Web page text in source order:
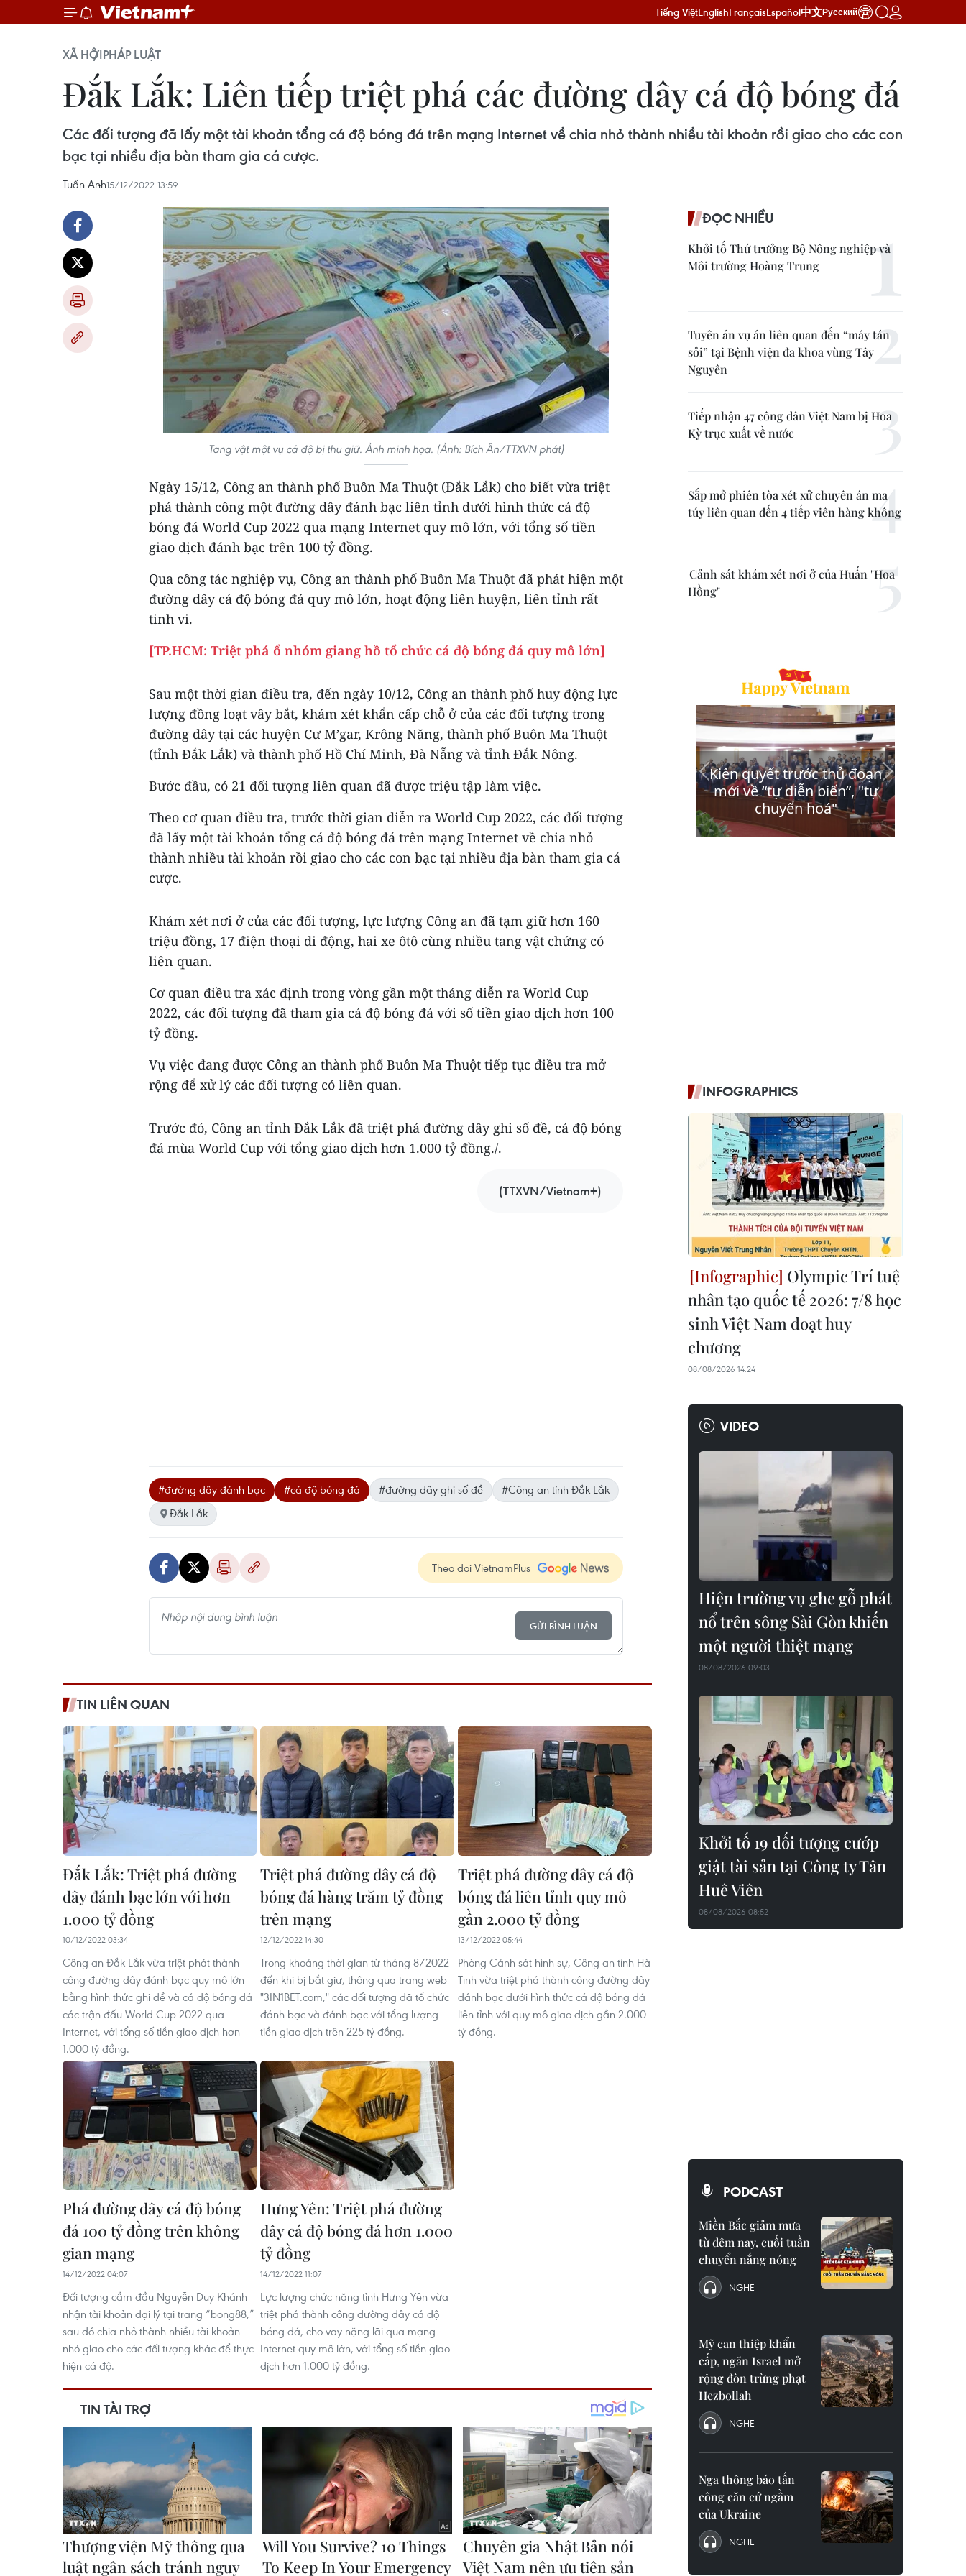
Tiếng ViệtEnglishFrançaisEspañol中文Русский
XÃ HỘIPHÁP LUẬT
Đắk Lắk: Liên tiếp triệt phá các đường dây cá độ bóng đá
Các đối tượng đã lấy một tài khoản tổng cá độ bóng đá trên mạng Internet về chia nhỏ thành nhiều tài khoản rồi giao cho các con
bạc tại nhiều địa bàn tham gia cá cược.
Tuấn Anh15/12/2022 13:59
Tang vật một vụ cá độ bị thu giữ. Ảnh minh họa. (Ảnh: Bích Ân/TTXVN phát)
Ngày 15/12, Công an thành phố Buôn Ma Thuột (Đắk Lắk) cho biết vừa triệt
phá thành công một đường dây đánh bạc liên tỉnh dưới hình thức cá độ
bóng đá World Cup 2022 qua mạng Internet quy mô lớn, với tổng số tiền
giao dịch đánh bạc trên 100 tỷ đồng.
Qua công tác nghiệp vụ, Công an thành phố Buôn Ma Thuột đã phát hiện một
đường dây cá độ bóng đá quy mô lớn, hoạt động liên huyện, liên tỉnh rất
tinh vi.
[TP.HCM: Triệt phá ổ nhóm giang hồ tổ chức cá độ bóng đá quy mô lớn]
Sau một thời gian điều tra, đến ngày 10/12, Công an thành phố huy động lực
lượng đồng loạt vây bắt, khám xét khẩn cấp chỗ ở của các đối tượng trong
đường dây tại các huyện Cư M’gar, Krông Năng, thành phố Buôn Ma Thuột
(tỉnh Đắk Lắk) và thành phố Hồ Chí Minh, Đà Nẵng và tỉnh Đắk Nông.
Bước đầu, có 21 đối tượng liên quan đã được triệu tập làm việc.
Theo cơ quan điều tra, trước thời gian diễn ra World Cup 2022, các đối tượng
đã lấy một tài khoản tổng cá độ bóng đá trên mạng Internet về chia nhỏ
thành nhiều tài khoản rồi giao cho các con bạc tại nhiều địa bàn tham gia cá
cược.
Khám xét nơi ở của các đối tượng, lực lượng Công an đã tạm giữ hơn 160
triệu đồng, 17 điện thoại di động, hai xe ôtô cùng nhiều tang vật chứng có
liên quan.
Cơ quan điều tra xác định trong vòng gần một tháng diễn ra World Cup
2022, các đối tượng đã tham gia cá độ bóng đá với số tiền giao dịch hơn 100
tỷ đồng.
Vụ việc đang được Công an thành phố Buôn Ma Thuột tiếp tục điều tra mở
rộng để xử lý các đối tượng có liên quan.
Trước đó, Công an tỉnh Đắk Lắk đã triệt phá đường dây ghi số đề, cá độ bóng
đá mùa World Cup với tổng giao dịch hơn 1.000 tỷ đồng./.
(TTXVN/Vietnam+)
#đường dây đánh bạc #cá độ bóng đá #đường dây ghi số đề
#Công an tỉnh Đắk Lắk
Đắk Lắk
Theo dõi VietnamPlus
GỬI BÌNH LUẬN
TIN LIÊN QUAN
Đắk Lắk: Triệt phá đường
dây đánh bạc lớn với hơn
1.000 tỷ đồng
10/12/2022 03:34
Công an Đắk Lắk vừa triệt phát thành
công đường dây đánh bạc quy mô lớn
bằng hình thức ghi đề và cá độ bóng đá
các trận đấu World Cup 2022 qua
Internet, với tổng số tiền giao dịch hơn
1.000 tỷ đồng.
Triệt phá đường dây cá độ
bóng đá hàng trăm tỷ đồng
trên mạng
12/12/2022 14:30
Trong khoảng thời gian từ tháng 8/2022
đến khi bị bắt giữ, thông qua trang web
"3IN1BET.com," các đối tượng đã tổ chức
đánh bạc và đánh bạc với tổng lượng
tiền giao dịch trên 225 tỷ đồng.
Triệt phá đường dây cá độ
bóng đá liên tỉnh quy mô
gần 2.000 tỷ đồng
13/12/2022 05:44
Phòng Cảnh sát hình sự, Công an tỉnh Hà
Tĩnh vừa triệt phá thành công đường dây
đánh bạc dưới hình thức cá độ bóng đá
liên tỉnh với quy mô giao dịch gần 2.000
tỷ đồng.
Phá đường dây cá độ bóng
đá 100 tỷ đồng trên không
gian mạng
14/12/2022 04:07
Đối tượng cầm đầu Nguyễn Duy Khánh
nhận tài khoản đại lý tại trang “bong88,”
sau đó chia nhỏ thành nhiều tài khoản
nhỏ giao cho các đối tượng khác để thực
hiện cá độ.
Hưng Yên: Triệt phá đường
dây cá độ bóng đá hơn 1.000
tỷ đồng
14/12/2022 11:07
Lực lượng chức năng tỉnh Hưng Yên vừa
triệt phá thành công đường dây cá độ
bóng đá, cho vay nặng lãi qua mạng
Internet quy mô lớn, với tổng số tiền giao
dịch hơn 1.000 tỷ đồng.
ĐỌC NHIỀU
Khởi tố Thứ trưởng Bộ Nông nghiệp và
Môi trường Hoàng Trung
Tuyên án vụ án liên quan đến “máy tán
sỏi” tại Bệnh viện đa khoa vùng Tây
Nguyên
Tiếp nhận 47 công dân Việt Nam bị Hoa
Kỳ trục xuất về nước
Sắp mở phiên tòa xét xử chuyên án ma
túy liên quan đến 4 tiếp viên hàng không
Cảnh sát khám xét nơi ở của Huấn "Hoa
Hồng"
INFOGRAPHICS
Olympic Trí tuệ
nhân tạo quốc tế 2026: 7/8 học
sinh Việt Nam đoạt huy
chương
08/08/2026 14:24
VIDEO
Hiện trường vụ ghe gỗ phát
nổ trên sông Sài Gòn khiến
một người thiệt mạng
08/08/2026 09:03
Khởi tố 19 đối tượng cướp
giật tài sản tại Công ty Tân
Huê Viên
08/08/2026 08:52
PODCAST
Miền Bắc giảm mưa
từ đêm nay, cuối tuần
chuyển nắng nóng
NGHE
Mỹ can thiệp khẩn
cấp, ngăn Israel mở
rộng đòn trừng phạt
Hezbollah
NGHE
Nga thông báo tấn
công căn cứ ngầm
của Ukraine
NGHE